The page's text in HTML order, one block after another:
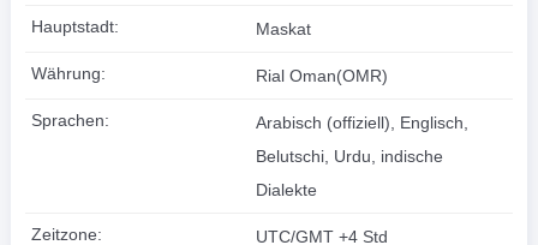
Hauptstadt: Maskat
Währung: Rial Oman(OMR)
Sprachen:
Arabisch (offiziell), Englisch,
Belutschi, Urdu, indische
Dialekte
Zeitzone: UTC/GMT +4 Std